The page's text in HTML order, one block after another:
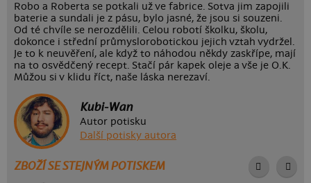
Robo a Roberta se potkali už ve fabrice. Sotva jim zapojili
baterie a sundali je z pásu, bylo jasné, že jsou si souzeni.
Od té chvíle se nerozdělili. Celou robotí školku, školu,
dokonce i střední průmyslorobotickou jejich vztah vydržel.
Je to k neuvěření, ale když to náhodou někdy zaskřípe, mají
na to osvědčený recept. Stačí pár kapek oleje a vše je O.K.
Můžou si v klidu říct, naše láska nerezaví.
Kubi-Wan
Autor potisku
Další potisky autora
ZBOŽÍ SE STEJNÝM POTISKEM